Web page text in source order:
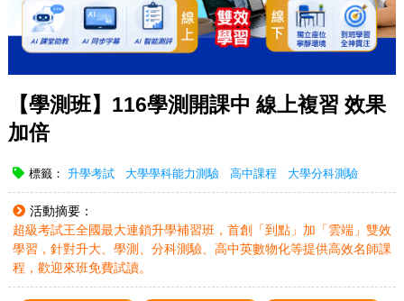
【學測班】116學測開課中 線上複習 效果
加倍
標籤： 升學考試 大學學科能力測驗 高中課程 大學分科測驗
活動摘要：
超級考試王全國最大連鎖升學補習班，首創「到點」加「雲端」雙效
學習，針對升大、學測、分科測驗、高中英數物化等提供高效名師課
程，歡迎來班免費試讀。